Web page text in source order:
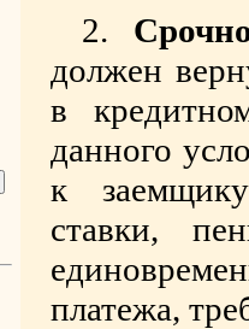
должен
в
данного
к
ставки,
платежа,